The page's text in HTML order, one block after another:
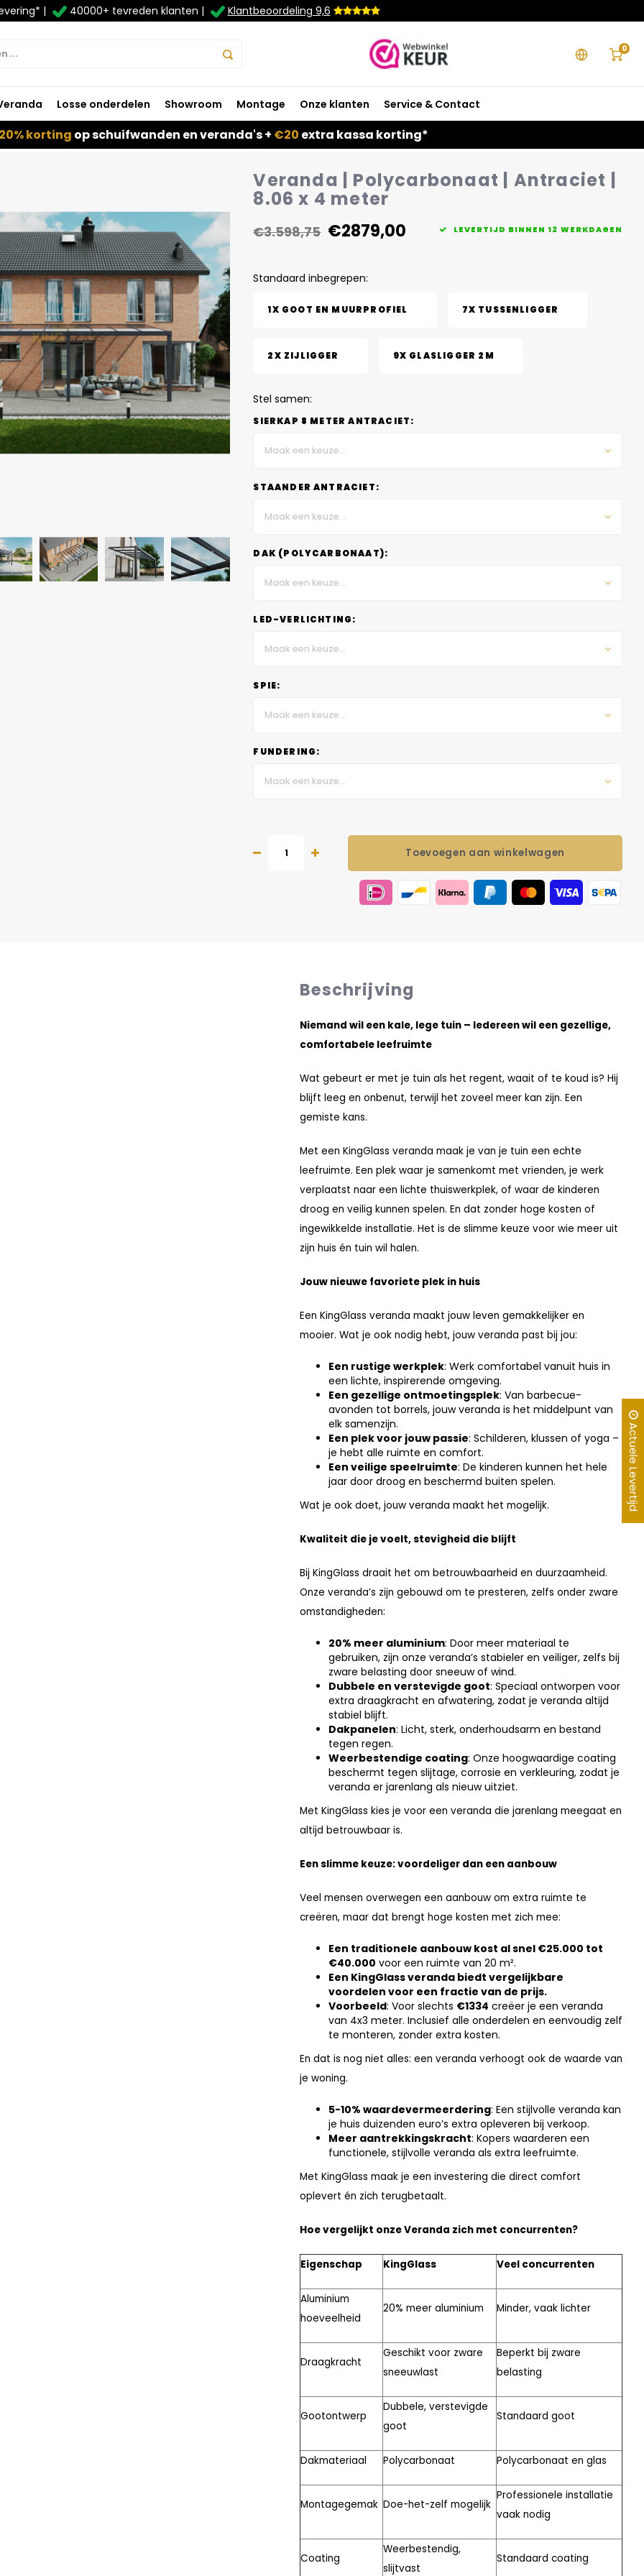
| 40000+ tevreden klanten | Klantbeoordeling 9,6
0
Losse onderdelen Showroom Montage Onze klanten Service & Contact
korting op schuifwanden en veranda's + €20 extra kassa korting*
Veranda | Polycarbonaat | Antraciet |
8.06 x 4 meter
€3.598,75 €2879,00 LEVERTIJD BINNEN 12 WERKDAGEN
Standaard inbegrepen:
1X GOOT EN MUURPROFIEL 7X TUSSENLIGGER
2X ZIJLIGGER 9X GLASLIGGER 2M
Stel samen:
SIERKAP 8 METER ANTRACIET:
Maak een keuze...
STAANDER ANTRACIET:
Maak een keuze...
DAK (POLYCARBONAAT):
Maak een keuze...
LED-VERLICHTING:
Maak een keuze...
SPIE:
Maak een keuze...
FUNDERING:
Maak een keuze...
Toevoegen aan winkelwagen
Beschrijving
Niemand wil een kale, lege tuin – Iedereen wil een gezellige,
comfortabele leefruimte
Wat gebeurt er met je tuin als het regent, waait of te koud is? Hij
blijft leeg en onbenut, terwijl het zoveel meer kan zijn. Een
gemiste kans.
Met een KingGlass veranda maak je van je tuin een echte
leefruimte. Een plek waar je samenkomt met vrienden, je werk
verplaatst naar een lichte thuiswerkplek, of waar de kinderen
droog en veilig kunnen spelen. En dat zonder hoge kosten of
ingewikkelde installatie. Het is de slimme keuze voor wie meer uit
zijn huis én tuin wil halen.
Jouw nieuwe favoriete plek in huis
Een KingGlass veranda maakt jouw leven gemakkelijker en
mooier. Wat je ook nodig hebt, jouw veranda past bij jou:
Een rustige werkplek: Werk comfortabel vanuit huis in
een lichte, inspirerende omgeving.
Een gezellige ontmoetingsplek: Van barbecue-
avonden tot borrels, jouw veranda is het middelpunt van
elk samenzijn.
Een plek voor jouw passie: Schilderen, klussen of yoga –
je hebt alle ruimte en comfort.
Een veilige speelruimte: De kinderen kunnen het hele
jaar door droog en beschermd buiten spelen.
Wat je ook doet, jouw veranda maakt het mogelijk.
Kwaliteit die je voelt, stevigheid die blijft
Bij KingGlass draait het om betrouwbaarheid en duurzaamheid.
Onze veranda’s zijn gebouwd om te presteren, zelfs onder zware
omstandigheden:
20% meer aluminium: Door meer materiaal te
gebruiken, zijn onze veranda’s stabieler en veiliger, zelfs bij
zware belasting door sneeuw of wind.
Dubbele en verstevigde goot: Speciaal ontworpen voor
extra draagkracht en afwatering, zodat je veranda altijd
stabiel blijft.
Dakpanelen: Licht, sterk, onderhoudsarm en bestand
tegen regen.
Weerbestendige coating: Onze hoogwaardige coating
beschermt tegen slijtage, corrosie en verkleuring, zodat je
veranda er jarenlang als nieuw uitziet.
Met KingGlass kies je voor een veranda die jarenlang meegaat en
altijd betrouwbaar is.
Een slimme keuze: voordeliger dan een aanbouw
Veel mensen overwegen een aanbouw om extra ruimte te
creëren, maar dat brengt hoge kosten met zich mee:
Een traditionele aanbouw kost al snel €25.000 tot
€40.000 voor een ruimte van 20 m².
Een KingGlass veranda biedt vergelijkbare
voordelen voor een fractie van de prijs.
Voorbeeld: Voor slechts €1334 creëer je een veranda
van 4x3 meter. Inclusief alle onderdelen en eenvoudig zelf
te monteren, zonder extra kosten.
En dat is nog niet alles: een veranda verhoogt ook de waarde van
je woning.
5-10% waardevermeerdering: Een stijlvolle veranda kan
je huis duizenden euro’s extra opleveren bij verkoop.
Meer aantrekkingskracht: Kopers waarderen een
functionele, stijlvolle veranda als extra leefruimte.
Met KingGlass maak je een investering die direct comfort
oplevert én zich terugbetaalt.
Hoe vergelijkt onze Veranda zich met concurrenten?
Eigenschap KingGlass Veel concurrenten
Aluminium
hoeveelheid
20% meer aluminium Minder, vaak lichter
Draagkracht
Geschikt voor zware
sneeuwlast
Beperkt bij zware
belasting
Gootontwerp
Dubbele, verstevigde
goot
Standaard goot
Dakmateriaal Polycarbonaat Polycarbonaat en glas
Montagegemak Doe-het-zelf mogelijk
Professionele installatie
vaak nodig
Coating
Weerbestendig,
slijtvast
Standaard coating
Actuele Levertijd